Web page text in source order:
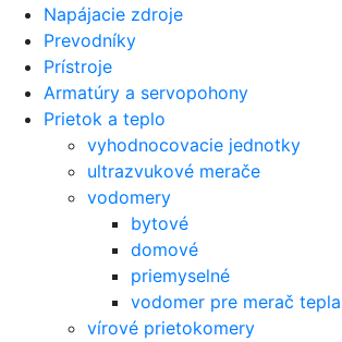
Napájacie zdroje
Prevodníky
Prístroje
Armatúry a servopohony
Prietok a teplo
vyhodnocovacie jednotky
ultrazvukové merače
vodomery
bytové
domové
priemyselné
vodomer pre merač tepla
vírové prietokomery